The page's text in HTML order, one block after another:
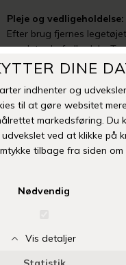
Pleje og vedligeholdelse:
Efter brug fjernes
vandet ud af alle dele.
et tørt sted med fri
Materiale:Blødt, vandtæt
Mangler din størrelse
Tilføj til Ønskeskyen
Fri fragt over 399 kr
Vi anbefaler